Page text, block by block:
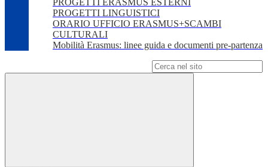
PROGETTI ERASMUS ESTERNI
PROGETTI LINGUISTICI
ORARIO UFFICIO ERASMUS+SCAMBI
CULTURALI
Mobilità Erasmus: linee guida e documenti pre-partenza